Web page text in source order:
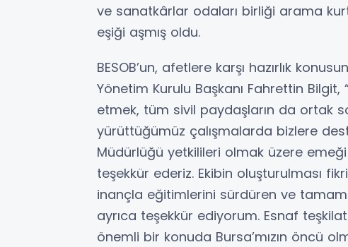
ve sanatkârlar odaları birliği arama
eşiği aşmış oldu.
BESOB’un, afetlere karşı hazırlık
Yönetim Kurulu Başkanı Fahrettin
etmek, tüm sivil paydaşların da ortak
yürüttüğümüz çalışmalarda bizlere
Müdürlüğü yetkilileri olmak üzere
teşekkür ederiz. Ekibin oluşturulması
inançla eğitimlerini sürdüren ve
ayrıca teşekkür ediyorum. Esnaf
önemli bir konuda Bursa’mızın öncü